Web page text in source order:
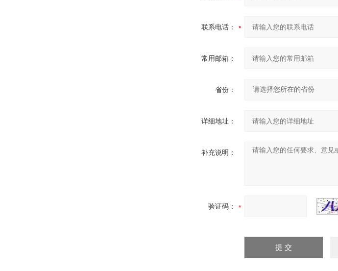
联系电话：
常用邮箱：
省份：
详细地址：
补充说明：
验证码：